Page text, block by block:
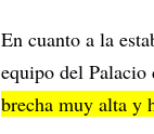
En cuanto a la
equipo del Palacio
brecha muy alta y